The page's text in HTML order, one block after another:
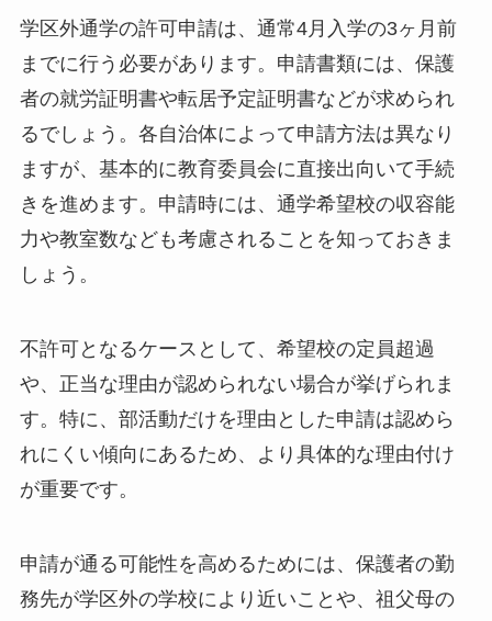
学区外通学の許可申請は、通常4月入学の3ヶ月前
までに行う必要があります。申請書類には、保護
者の就労証明書や転居予定証明書などが求められ
るでしょう。各自治体によって申請方法は異なり
ますが、基本的に教育委員会に直接出向いて手続
きを進めます。申請時には、通学希望校の収容能
力や教室数なども考慮されることを知っておきま
しょう。
不許可となるケースとして、希望校の定員超過
や、正当な理由が認められない場合が挙げられま
す。特に、部活動だけを理由とした申請は認めら
れにくい傾向にあるため、より具体的な理由付け
が重要です。
申請が通る可能性を高めるためには、保護者の勤
務先が学区外の学校により近いことや、祖父母の